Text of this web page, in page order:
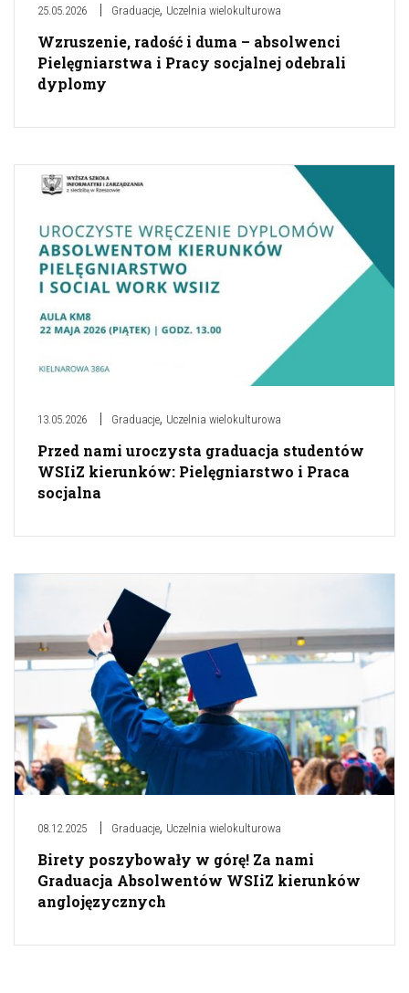
25.05.2026 Graduacje, Uczelnia wielokulturowa
Wzruszenie, radość i duma – absolwenci
Pielęgniarstwa i Pracy socjalnej odebrali
dyplomy
13.05.2026 Graduacje, Uczelnia wielokulturowa
Przed nami uroczysta graduacja studentów
WSIiZ kierunków: Pielęgniarstwo i Praca
socjalna
08.12.2025 Graduacje, Uczelnia wielokulturowa
Birety poszybowały w górę! Za nami
Graduacja Absolwentów WSIiZ kierunków
anglojęzycznych